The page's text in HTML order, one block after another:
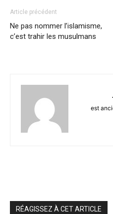
Article précédent
Ne pas nommer l’islamisme,
c’est trahir les musulmans
est
RÉAGISSEZ À CET ARTICLE